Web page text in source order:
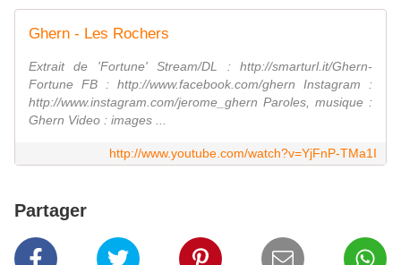
Ghern - Les Rochers
Extrait de 'Fortune' Stream/DL : http://smarturl.it/Ghern-
Fortune FB : http://www.facebook.com/ghern Instagram :
http://www.instagram.com/jerome_ghern Paroles, musique :
Ghern Video : images ...
http://www.youtube.com/watch?v=YjFnP-TMa1I
Partager